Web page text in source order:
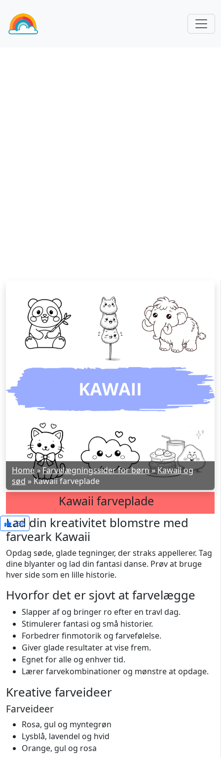
Home»Farvelægningssider for børn»Kawaii og
sød » Kawaii farveplade
Kawaii farveplade
236
Lad din kreativitet blomstre med
farveark Kawaii
Opdag søde, glade tegninger, der straks appellerer. Tag
dine blyanter og lad din fantasi danse. Prøv at bruge
hver side som en lille historie.
Hvorfor det er sjovt at farvelægge
Slapper af og bringer ro efter en travl dag.
Stimulerer fantasi og små historier.
Forbedrer finmotorik og farvefølelse.
Giver glade resultater at vise frem.
Egnet for alle og enhver tid.
Lærer farvekombinationer og mønstre at opdage.
Kreative farveideer
Farveideer
Rosa, gul og myntegrøn
Lysblå, lavendel og hvid
Orange, gul og rosa